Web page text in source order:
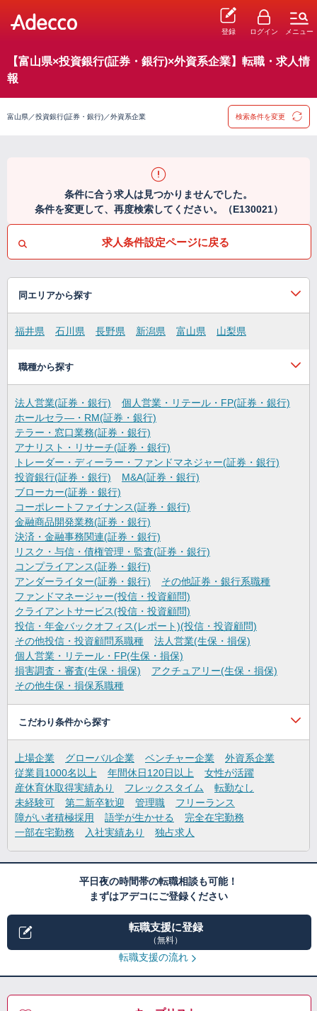
登録 ログイン メニュー
【富山県×投資銀行(証券・銀行)×外資系企業】転職・求人情
報
富山県／投資銀行(証券・銀行)／外資系企業 検索条件を変更
条件に合う求人は見つかりませんでした。
条件を変更して、再度検索してください。（E130021）
求人条件設定ページに戻る
同エリアから探す
福井県 石川県 長野県 新潟県 富山県 山梨県
職種から探す
法人営業(証券・銀行)
個人営業・リテール・FP(証券・銀行)
ホールセラ―・RM(証券・銀行)
テラー・窓口業務(証券・銀行)
アナリスト・リサーチ(証券・銀行)
トレーダー・ディーラー・ファンドマネジャー(証券・銀行)
投資銀行(証券・銀行)
M&A(証券・銀行)
ブローカー(証券・銀行)
コーポレートファイナンス(証券・銀行)
金融商品開発業務(証券・銀行)
決済・金融事務関連(証券・銀行)
リスク・与信・債権管理・監査(証券・銀行)
コンプライアンス(証券・銀行)
アンダーライター(証券・銀行)
その他証券・銀行系職種
ファンドマネージャー(投信・投資顧問)
クライアントサービス(投信・投資顧問)
投信・年金バックオフィス(レポート)(投信・投資顧問)
その他投信・投資顧問系職種
法人営業(生保・損保)
個人営業・リテール・FP(生保・損保)
損害調査・審査(生保・損保)
アクチュアリー(生保・損保)
その他生保・損保系職種
こだわり条件から探す
上場企業 グローバル企業 ベンチャー企業
外資系企業
従業員1000名以上
年間休日120日以上
女性が活躍
産休育休取得実績あり
フレックスタイム
転勤なし
未経験可
第二新卒歓迎 管理職
フリーランス
障がい者積極採用
語学が生かせる
完全在宅勤務
一部在宅勤務
入社実績あり 独占求人
平日夜の時間帯の転職相談も可能！
まずはアデコにご登録ください
転職支援に登録
（無料）
転職支援の流れ